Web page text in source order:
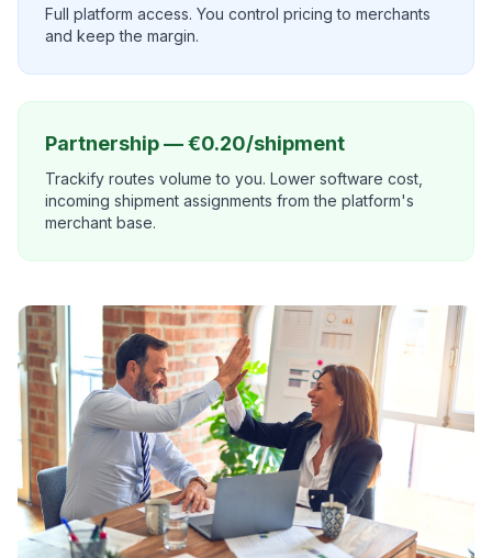
Full platform access. You control pricing to merchants
and keep the margin.
Partnership — €0.20/shipment
Trackify routes volume to you. Lower software cost,
incoming shipment assignments from the platform's
merchant base.